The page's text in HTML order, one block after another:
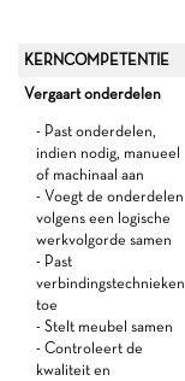
KERNCOMPETENTIE
Vergaart onderdelen
- Past onderdelen,
indien nodig, manueel
of machinaal aan
- Voegt de onderdelen
volgens een logische
werkvolgorde samen
- Past
verbindingstechnieken
toe
- Stelt meubel samen
- Controleert de
kwaliteit en